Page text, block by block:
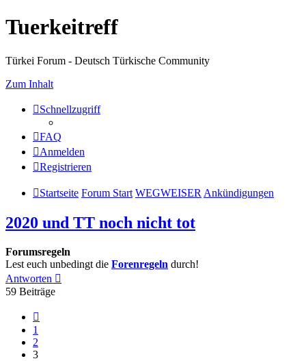
Tuerkeitreff
Türkei Forum - Deutsch Türkische Community
Zum Inhalt
Schnellzugriff
FAQ
Anmelden
Registrieren
Startseite Forum Start WEGWEISER Ankündigungen
2020 und TT noch nicht tot
Forumsregeln
Lest euch unbedingt die Forenregeln durch!
Antworten
59 Beiträge
1
2
3